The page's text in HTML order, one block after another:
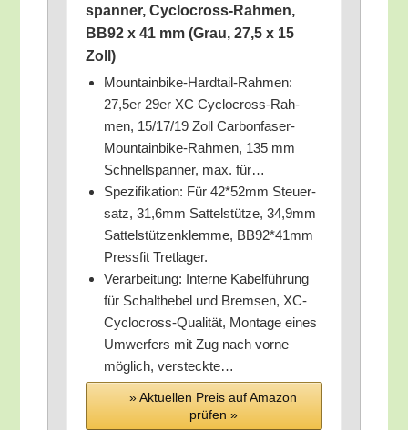
span­ner, Cyclo­cross-Rah­men,
BB92 x 41 mm (Grau, 27,5 x 15
Zoll)
Moun­tain­bike-Hard­tail-Rah­men:
27,5er 29er XC Cyclo­cross-Rah­
men, 15/​17/​19 Zoll Car­bon­fa­ser-
Moun­tain­bike-Rah­men, 135 mm
Schnell­span­ner, max. für…
Spe­zi­fi­ka­ti­on: Für 42*52mm Steu­er­
satz, 31,6mm Sat­tel­stüt­ze, 34,9mm
Sat­tel­stüt­zen­klem­me, BB92*41mm
Press­fit Tretlager.
Ver­ar­bei­tung: Inter­ne Kabel­füh­rung
für Schalt­he­bel und Brem­sen, XC-
Cyclo­cross-Qua­li­tät, Mon­ta­ge eines
Umwer­fers mit Zug nach vor­ne
mög­lich, versteckte…
» Aktu­el­len Preis auf Ama­zon
prü­fen »